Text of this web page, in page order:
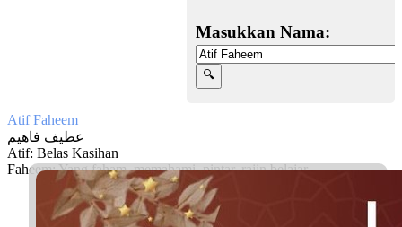
Masukkan Nama:
Atif Faheem
عطيف فاهيم
Atif: Belas Kasihan
Faheem: Yang faham, memahami, pintar, rajin belajar
Facebook
TwitterWhatsApp